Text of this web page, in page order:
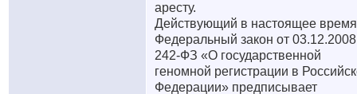
аресту.
Действующий в настоящее время
Федеральный закон от
242-ФЗ «О государственной
геномной регистрации в
Федерации» предписывает